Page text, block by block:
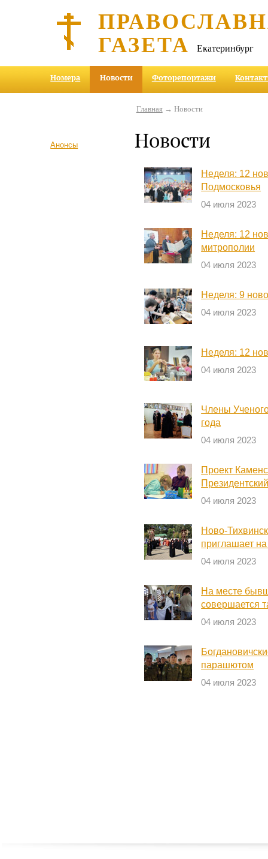
ГАЗЕТА Екатеринбург
Номера Новости Фоторепортажи
Анонсы
Главная→ Новости
Новости
Неделя: 12
Подмосковья
04 июля 2023
Неделя: 12
митрополии
04 июля 2023
Неделя: 9
04 июля 2023
Неделя: 12
04 июля 2023
Члены
года
04 июля 2023
Проект
04 июля 2023
Ново-
приглашает
04 июля 2023
На месте
совершается
04 июля 2023
парашютом
04 июля 2023